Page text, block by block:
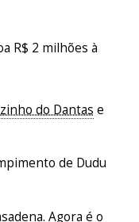
R$ 2 milhões à
do Dantas e
de Dudu
Agora é o